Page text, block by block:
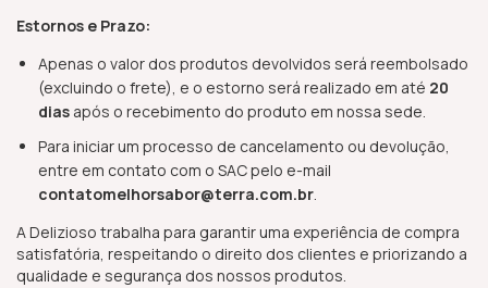
Estornos e Prazo:
Apenas o valor dos produtos devolvidos será reembolsado
(excluindo o frete), e o estorno será realizado em até 20
dias após o recebimento do produto em nossa sede.
Para iniciar um processo de cancelamento ou devolução,
entre em contato com o SAC pelo e-mail
contatomelhorsabor@terra.com.br.
A Delizioso trabalha para garantir uma experiência de compra
satisfatória, respeitando o direito dos clientes e priorizando a
qualidade e segurança dos nossos produtos.